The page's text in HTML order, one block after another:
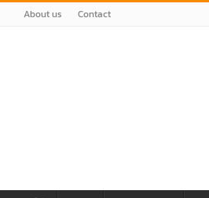
About us Contact